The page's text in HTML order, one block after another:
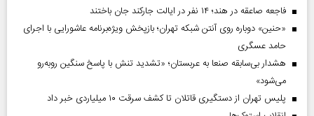
فاجعه صاعقه در هند؛ ۱۴ نفر در ایالت جارکند جان باختند
«حنین» دوباره روی آنتن شبکه تهران؛ بازپخش ویژه‌برنامه عاشورایی با اجرای
حامد عسگری
هشدار بی‌سابقه صنعا به عربستان؛ «تشدید تنش با پاسخ سنگین روبه‌رو
می‌شود»
پلیس تهران از دستگیری قاتلان تا کشف سرقت ۱۰ میلیاردی خبر داد